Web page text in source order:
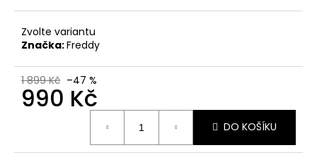
Zvolte variantu
Značka:Freddy
1 899 Kč –47 %
990 Kč
DO KOŠÍKU